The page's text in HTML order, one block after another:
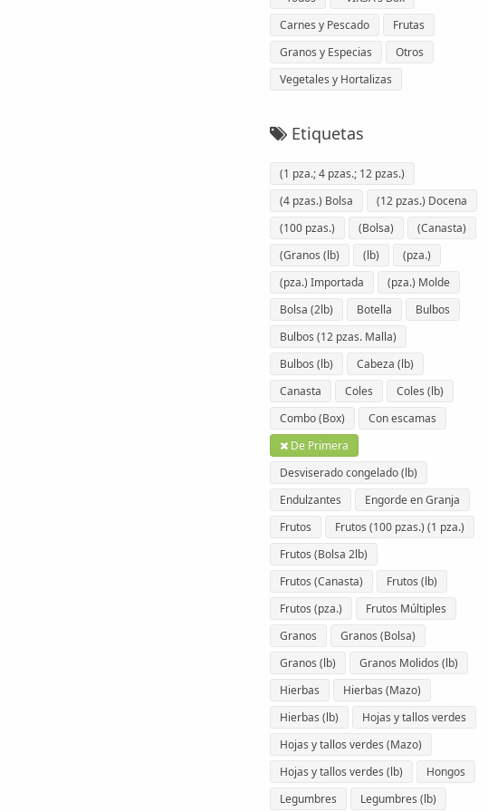
Carnes y Pescado
Frutas
Granos y Especias
Otros
Vegetales y Hortalizas
Etiquetas
(1 pza.; 4 pzas.; 12 pzas.)
(4 pzas.) Bolsa
(12 pzas.) Docena
(100 pzas.)
(Bolsa)
(Canasta)
(Granos (lb)
(lb)
(pza.)
(pza.) Importada
(pza.) Molde
Bolsa (2lb)
Botella
Bulbos
Bulbos (12 pzas. Malla)
Bulbos (lb)
Cabeza (lb)
Canasta
Coles
Coles (lb)
Combo (Box)
Con escamas
De Primera
Desviserado congelado (lb)
Endulzantes
Engorde en Granja
Frutos
Frutos (100 pzas.) (1 pza.)
Frutos (Bolsa 2lb)
Frutos (Canasta)
Frutos (lb)
Frutos (pza.)
Frutos Múltiples
Granos
Granos (Bolsa)
Granos (lb)
Granos Molidos (lb)
Hierbas
Hierbas (Mazo)
Hierbas (lb)
Hojas y tallos verdes
Hojas y tallos verdes (Mazo)
Hojas y tallos verdes (lb)
Hongos
Legumbres
Legumbres (lb)